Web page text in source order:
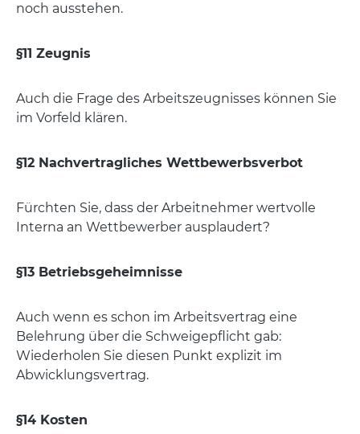
noch ausstehen.
§11 Zeugnis
Auch die Frage des Arbeitszeugnisses können Sie
im Vorfeld klären.
§12 Nachvertragliches Wettbewerbsverbot
Fürchten Sie, dass der Arbeitnehmer wertvolle
Interna an Wettbewerber ausplaudert?
§13 Betriebsgeheimnisse
Auch wenn es schon im Arbeitsvertrag eine
Belehrung über die Schweigepflicht gab:
Wiederholen Sie diesen Punkt explizit im
Abwicklungsvertrag.
§14 Kosten